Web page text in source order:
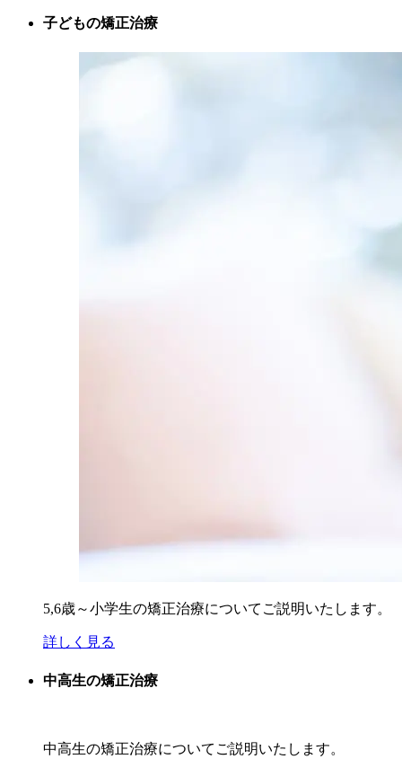
子どもの矯正治療
5,6歳～小学生の矯正治療についてご説明いたします。
詳しく見る
中高生の矯正治療
中高生の矯正治療についてご説明いたします。